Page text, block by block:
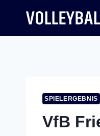
springen
SPIELERGEBNIS
VfB